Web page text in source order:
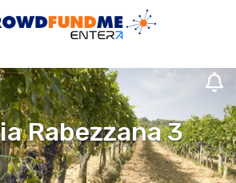
Rabezzana 3